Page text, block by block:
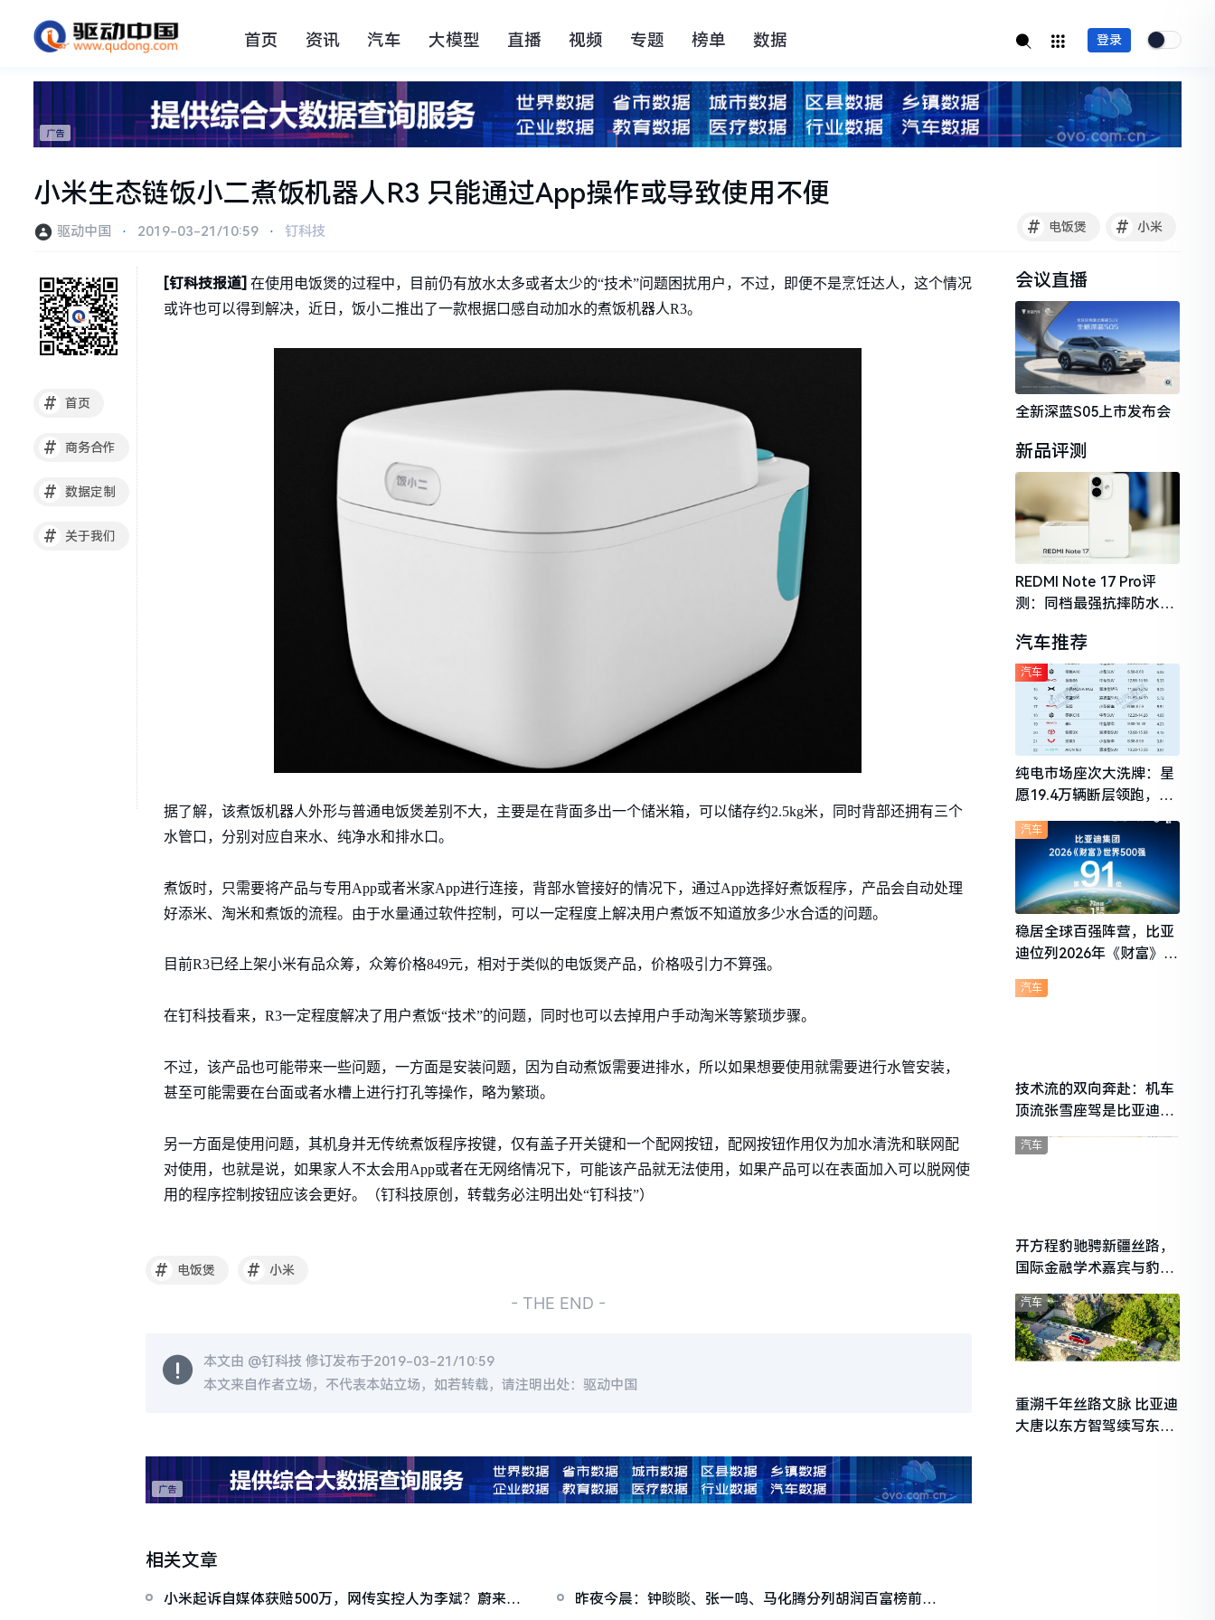
首页 资讯 汽车 大模型 直播 视频 专题 榜单 数据 登录
小米生态链饭小二煮饭机器人R3 只能通过App操作或导致使用不便
# 电饭煲 # 小米
驱动中国 ⋅ 2019-03-21/10:59 ⋅ 钉科技
# 首页
# 商务合作
# 数据定制
# 关于我们
[钉科技报道] 在使用电饭煲的过程中，目前仍有放水太多或者太少的“技术”问题困扰用户，不过，即便不是烹饪达人，这个情况
或许也可以得到解决，近日，饭小二推出了一款根据口感自动加水的煮饭机器人R3。
据了解，该煮饭机器人外形与普通电饭煲差别不大，主要是在背面多出一个储米箱，可以储存约2.5kg米，同时背部还拥有三个
水管口，分别对应自来水、纯净水和排水口。
煮饭时，只需要将产品与专用App或者米家App进行连接，背部水管接好的情况下，通过App选择好煮饭程序，产品会自动处理
好添米、淘米和煮饭的流程。由于水量通过软件控制，可以一定程度上解决用户煮饭不知道放多少水合适的问题。
目前R3已经上架小米有品众筹，众筹价格849元，相对于类似的电饭煲产品，价格吸引力不算强。
在钉科技看来，R3一定程度解决了用户煮饭“技术”的问题，同时也可以去掉用户手动淘米等繁琐步骤。
不过，该产品也可能带来一些问题，一方面是安装问题，因为自动煮饭需要进排水，所以如果想要使用就需要进行水管安装，
甚至可能需要在台面或者水槽上进行打孔等操作，略为繁琐。
另一方面是使用问题，其机身并无传统煮饭程序按键，仅有盖子开关键和一个配网按钮，配网按钮作用仅为加水清洗和联网配
对使用，也就是说，如果家人不太会用App或者在无网络情况下，可能该产品就无法使用，如果产品可以在表面加入可以脱网使
用的程序控制按钮应该会更好。（钉科技原创，转载务必注明出处“钉科技”）
# 电饭煲 # 小米
- THE END -
本文由 @钉科技 修订发布于2019-03-21/10:59
本文来自作者立场，不代表本站立场，如若转载，请注明出处：驱动中国
相关文章
小米起诉自媒体获赔500万，网传实控人为李斌？蔚来辟
昨夜今晨：钟睒睒、张一鸣、马化腾分列胡润百富榜前三
会议直播
全新深蓝S05上市发布会
新品评测
REDMI Note 17 Pro评
测：同档最强抗摔防水，
守门员
汽车推荐
纯电市场座次大洗牌：星
愿19.4万辆断层领跑，理
想i6成最强黑马
汽车
稳居全球百强阵营，比亚
迪位列2026年《财富》世
汽车
技术流的双向奔赴：机车
顶流张雪座驾是比亚迪秦
L
汽车
开方程豹驰骋新疆丝路，
国际金融学术嘉宾与豹友
共赴山海热爱
汽车
重溯千年丝路文脉 比亚迪
大唐以东方智驾续写东西
汽车